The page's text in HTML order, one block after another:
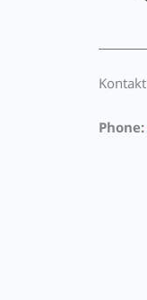
Kontakt
Phone: